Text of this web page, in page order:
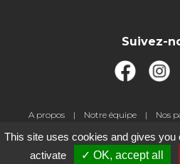
Suivez-
Pied
page
A propos Notre équipe Nos
Livre d'or
Jeux-concours
Mentions
This site uses cookies and gives
activate
OK, accept all